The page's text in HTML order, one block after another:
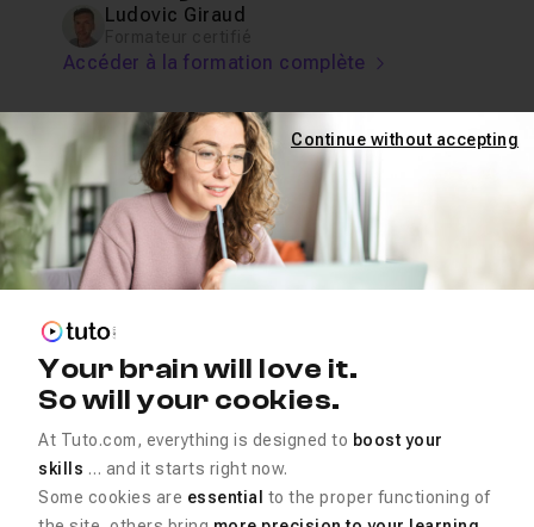
Ludovic Giraud
Accéder à la formation complète